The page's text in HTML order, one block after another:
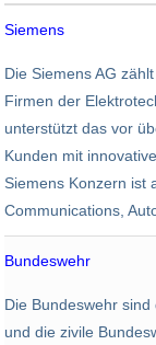
Branche
Angestellte
Siemens
348.000
Die Siemens AG
Firmen der
unterstützt das vor
Kunden mit
Siemens Konzern ist
Communications,
Bundeswehr
280.000
Die Bundeswehr
und die zivile